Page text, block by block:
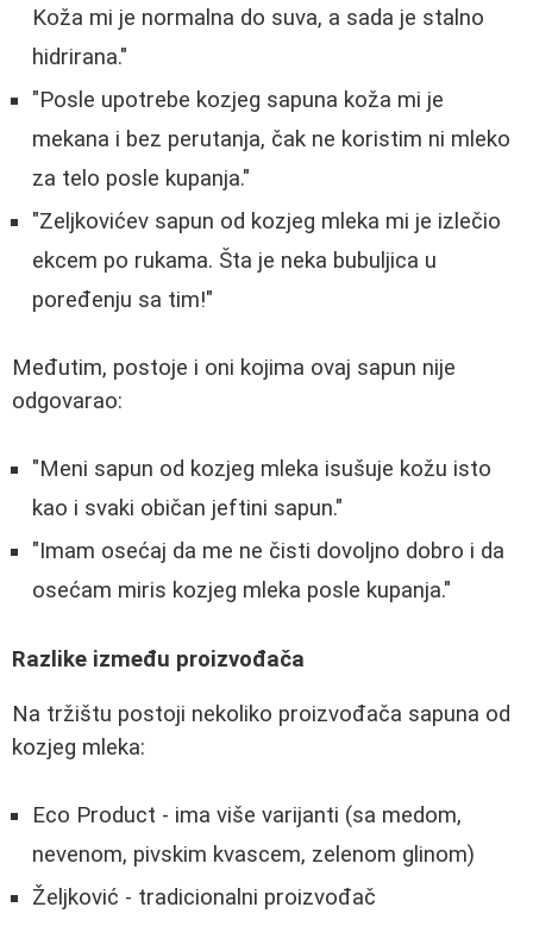
Koža mi je normalna do suva, a sada je stalno
hidrirana."
"Posle upotrebe kozjeg sapuna koža mi je
mekana i bez perutanja, čak ne koristim ni mleko
za telo posle kupanja."
"Zeljkovićev sapun od kozjeg mleka mi je izlečio
ekcem po rukama. Šta je neka bubuljica u
poređenju sa tim!"
Međutim, postoje i oni kojima ovaj sapun nije
odgovarao:
"Meni sapun od kozjeg mleka isušuje kožu isto
kao i svaki običan jeftini sapun."
"Imam osećaj da me ne čisti dovoljno dobro i da
osećam miris kozjeg mleka posle kupanja."
Razlike između proizvođača
Na tržištu postoji nekoliko proizvođača sapuna od
kozjeg mleka:
Eco Product - ima više varijanti (sa medom,
nevenom, pivskim kvascem, zelenom glinom)
Željković - tradicionalni proizvođač